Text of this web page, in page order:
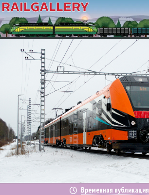
Временная публикация